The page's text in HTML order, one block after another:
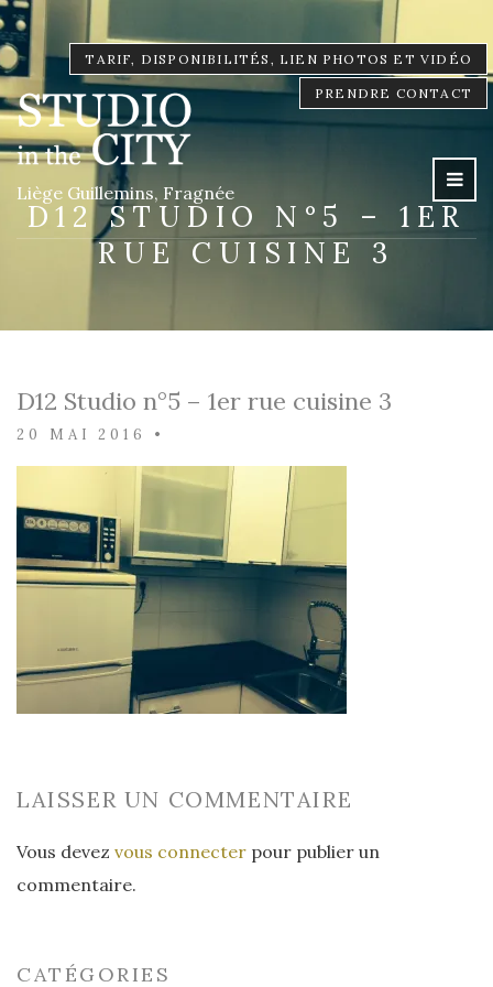
TARIF, DISPONIBILITÉS, LIEN PHOTOS ET VIDÉO
PRENDRE CONTACT
Liège Guillemins, Fragnée
D12 STUDIO N°5 – 1ER
RUE CUISINE 3
D12 Studio n°5 – 1er rue cuisine 3
20 MAI 2016 •
LAISSER UN COMMENTAIRE
Vous devez vous connecter pour publier un
commentaire.
CATÉGORIES